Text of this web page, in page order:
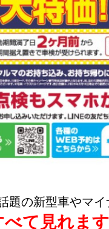
題の新型車やマ
べて見れます